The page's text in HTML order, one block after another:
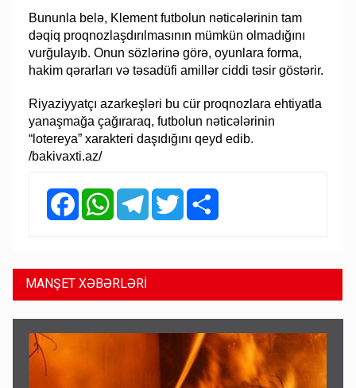
Bununla belə, Klement futbolun nəticələrinin tam
dəqiq proqnozlaşdırılmasının mümkün olmadığını
vurğulayıb. Onun sözlərinə görə, oyunlara forma,
hakim qərarları və təsadüfi amillər ciddi təsir göstərir.
Riyaziyyatçı azarkeşləri bu cür proqnozlara ehtiyatla
yanaşmağa çağıraraq, futbolun nəticələrinin
“lotereya” xarakteri daşıdığını qeyd edib.
/bakivaxti.az/
FacebookWhatsAppTelegramTwitter
MANŞET XƏBƏRLƏRİ